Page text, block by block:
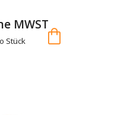
MWST
Stück shopping_bag